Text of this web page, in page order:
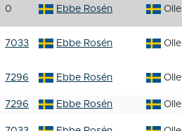
0 Ebbe Rosén
7033 Ebbe Rosén
7296 Ebbe Rosén
7296 Ebbe Rosén